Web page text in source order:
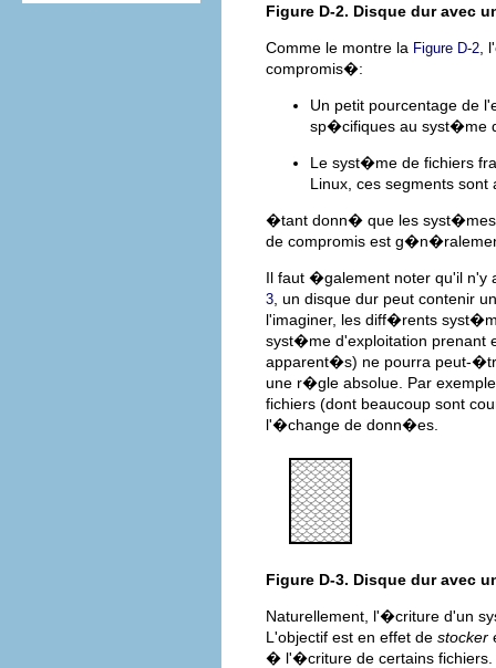
Figure D-2. Disque dur avec
Comme le montre la Figure D-2 ,
compromis�:
Un petit pourcentage de
sp�cifiques au syst�me
Le syst�me de fichiers
Linux, ces segments
�tant donn� que les syst�mes
de compromis est
Il faut �galement noter qu'il n'y
3 , un disque dur peut contenir
l'imaginer, les diff�rents
syst�me d'exploitation prenant
apparent�s) ne pourra peut-
une r�gle absolue. Par
fichiers (dont beaucoup sont
l'�change de donn�es.
Figure D-3. Disque dur avec
Naturellement, l'�criture d'un
L'objectif est en effet de stocker
� l'�criture de certains fichiers.